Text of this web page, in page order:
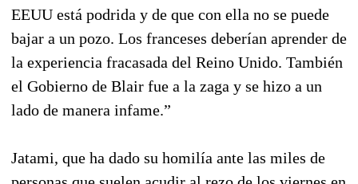
EEUU está podrida y de que con ella no se puede
bajar a un pozo. Los franceses deberían aprender de
la experiencia fracasada del Reino Unido. También
el Gobierno de Blair fue a la zaga y se hizo a un
lado de manera infame.”
Jatami, que ha dado su homilía ante las miles de